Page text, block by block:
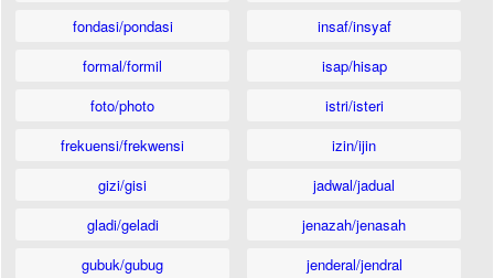
fondasi/pondasi
formal/formil
foto/photo
frekuensi/frekwensi
gizi/gisi
gladi/geladi
gubuk/gubug
insaf/insyaf
isap/hisap
istri/isteri
izin/ijin
jadwal/jadual
jenazah/jenasah
jenderal/jendral